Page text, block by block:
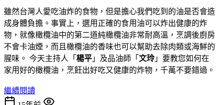
雖然台灣人愛吃油炸的食物，但是擔心我們吃到的油是否會造
成身體負擔。事實上，選用正確的食用油可以炸出健康的炸
物，就像橄欖油中的第二道純橄欖油非常耐高溫，烹調後廚房
不會卡油煙，而且橄欖油的香味也可以幫助去除肉類或海鮮的
腥味。 今天主持人「 楊平 」及品油師「 文玲」要教您如何在
家用好的橄欖油，烹飪出好吃又健康的炸物，千萬不要錯過。
繼續閱讀